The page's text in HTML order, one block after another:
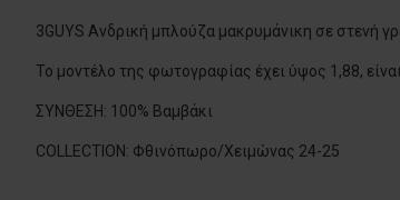
3GUYS Ανδρική μπλούζα μακρυμάνικη σε στενή
Το μοντέλο της φωτογραφίας έχει ύψος 1,88,
ΣΥΝΘΕΣΗ: 100% Βαμβάκι
COLLECTION: Φθινόπωρο/Χειμώνας 24-25